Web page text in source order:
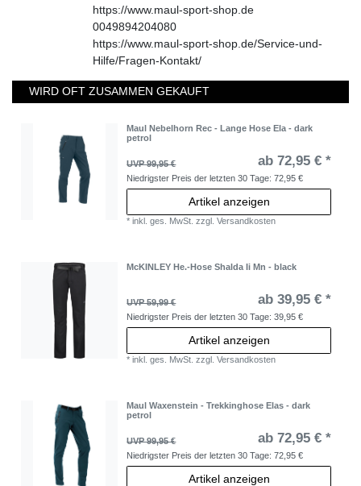
https://www.maul-sport-shop.de
0049894204080
https://www.maul-sport-shop.de/Service-und-
Hilfe/Fragen-Kontakt/
WIRD OFT ZUSAMMEN GEKAUFT
Maul Nebelhorn Rec - Lange Hose Ela - dark
petrol
UVP 99,95 € ab 72,95 € *
Niedrigster Preis der letzten 30 Tage:72,95 €
Artikel anzeigen
*inkl. ges. MwSt. zzgl.Versandkosten
McKINLEY He.-Hose Shalda Ii Mn - black
UVP 59,99 € ab 39,95 € *
Niedrigster Preis der letzten 30 Tage:39,95 €
Artikel anzeigen
*inkl. ges. MwSt. zzgl.Versandkosten
Maul Waxenstein - Trekkinghose Elas - dark
petrol
UVP 99,95 € ab 72,95 € *
Niedrigster Preis der letzten 30 Tage:72,95 €
Artikel anzeigen